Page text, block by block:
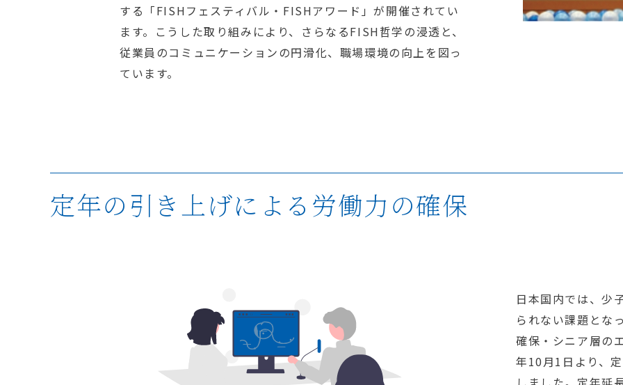
する「FISHフェスティバル・FISHアワード」が開催されてい
ます。こうした取り組みにより、さらなるFISH哲学の浸透と、
従業員のコミュニケーションの円滑化、職場環境の向上を図っ
ています。
定年の引き上げによる労働力の確保
日本国内では、少
られない課題とな
確保・シニア層の
年10月1日より、